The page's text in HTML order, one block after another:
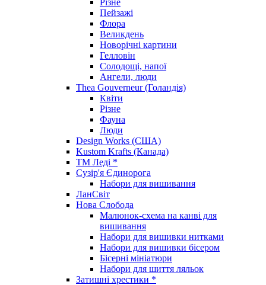
Пейзажі
Флора
Великдень
Новорічні картини
Гелловін
Солодощі, напої
Ангели, люди
Thea Gouverneur (Голандія)
Квіти
Різне
Фауна
Люди
Design Works (США)
Kustom Krafts (Канада)
ТМ Леді *
Сузір'я Єдинорога
Набори для вишивання
ЛанСвіт
Нова Слобода
Малюнок-схема на канві для
вишивання
Набори для вишивки нитками
Набори для вишивки бісером
Бісерні мініатюри
Набори для шиття ляльок
Затишні хрестики *